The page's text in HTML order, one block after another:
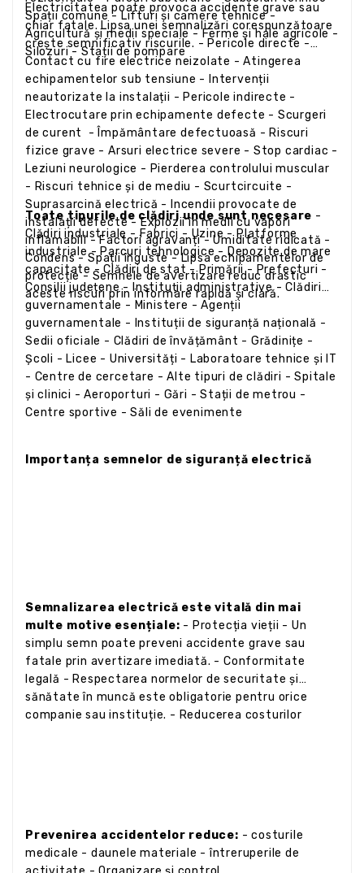
Spații comune - Lifturi și camere tehnice -
Agricultură și medii speciale - Ferme și hale agricole -
Silozuri - Stații de pompare
Electricitatea poate provoca accidente grave sau
chiar fatale. Lipsa unei semnalizări corespunzătoare
crește semnificativ riscurile. - Pericole directe -
Contact cu fire electrice neizolate - Atingerea
echipamentelor sub tensiune - Intervenții
neautorizate la instalații - Pericole indirecte -
Electrocutare prin echipamente defecte - Scurgeri
de curent - Împământare defectuoasă - Riscuri
fizice grave - Arsuri electrice severe - Stop cardiac -
Leziuni neurologice - Pierderea controlului muscular
- Riscuri tehnice și de mediu - Scurtcircuite -
Suprasarcină electrică - Incendii provocate de
instalații defecte - Explozii în medii cu vapori
inflamabili - Factori agravanți - Umiditate ridicată -
Condens - Spații înguste - Lipsa echipamentelor de
protecție - Semnele de avertizare reduc drastic
aceste riscuri prin informare rapidă și clară.
Toate tipurile de clădiri unde sunt necesare -
Clădiri industriale - Fabrici - Uzine - Platforme
industriale - Parcuri tehnologice - Depozite de mare
capacitate - Clădiri de stat - Primării - Prefecturi -
Consilii județene - Instituții administrative - Clădiri
guvernamentale - Ministere - Agenții
guvernamentale - Instituții de siguranță națională -
Sedii oficiale - Clădiri de învățământ - Grădinițe -
Școli - Licee - Universități - Laboratoare tehnice și IT
- Centre de cercetare - Alte tipuri de clădiri - Spitale
și clinici - Aeroporturi - Gări - Stații de metrou -
Centre sportive - Săli de evenimente
Importanța semnelor de siguranță electrică
Semnalizarea electrică este vitală din mai
multe motive esențiale: - Protecția vieții - Un
simplu semn poate preveni accidente grave sau
fatale prin avertizare imediată. - Conformitate
legală - Respectarea normelor de securitate și
sănătate în muncă este obligatorie pentru orice
companie sau instituție. - Reducerea costurilor
Prevenirea accidentelor reduce: - costurile
medicale - daunele materiale - întreruperile de